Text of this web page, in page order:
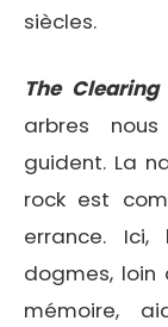
siècles.
The Clearing
arbres
guident. La
rock est
errance.
dogmes, loin
mémoire,